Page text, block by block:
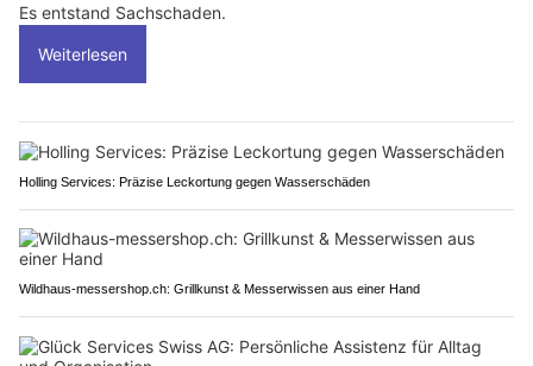
Es entstand Sachschaden.
Weiterlesen
Holling Services: Präzise Leckortung gegen Wasserschäden
Wildhaus-messershop.ch: Grillkunst & Messerwissen aus einer Hand